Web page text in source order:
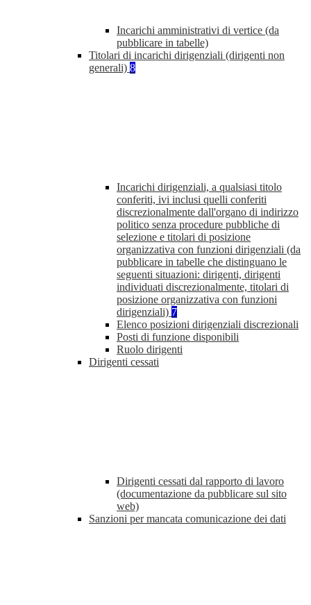
Incarichi amministrativi di vertice (da
pubblicare in tabelle)
Titolari di incarichi dirigenziali (dirigenti non
generali) 8
Incarichi dirigenziali, a qualsiasi titolo
conferiti, ivi inclusi quelli conferiti
discrezionalmente dall'organo di indirizzo
politico senza procedure pubbliche di
selezione e titolari di posizione
organizzativa con funzioni dirigenziali (da
pubblicare in tabelle che distinguano le
seguenti situazioni: dirigenti, dirigenti
individuati discrezionalmente, titolari di
posizione organizzativa con funzioni
dirigenziali) 7
Elenco posizioni dirigenziali discrezionali
Posti di funzione disponibili
Ruolo dirigenti
Dirigenti cessati
Dirigenti cessati dal rapporto di lavoro
(documentazione da pubblicare sul sito
web)
Sanzioni per mancata comunicazione dei dati